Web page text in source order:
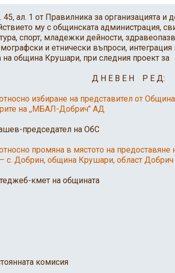
ал. 1 от Правилника за организацията и
му с общинската администрация,
спорт, младежки дейности,
и етнически въпроси,
на община Крушари, при следния проект за
В Е Н Р Е Д:
избиране на представител от
на ,,МБАЛ-Добрич’’ АД
председател на ОбС
промяна в мястото на предоставяне
с. Добрин, община Крушари, област
кмет на общината
комисия